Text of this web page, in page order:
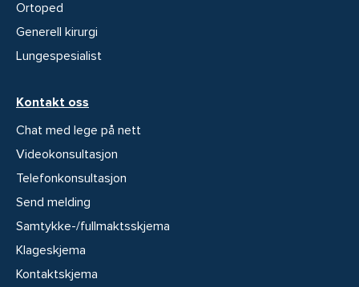
Ortoped
Generell kirurgi
Lungespesialist
Kontakt oss
Chat med lege på nett
Videokonsultasjon
Telefonkonsultasjon
Send melding
Samtykke-/fullmaktsskjema
Klageskjema
Kontaktskjema